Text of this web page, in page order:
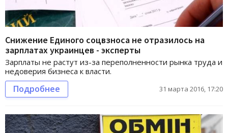
Снижение Единого соцвзноса не отразилось на
зарплатах украинцев - эксперты
Зарплаты не растут из-за переполненности рынка труда и
недоверия бизнеса к власти.
Подробнее 31 марта 2016, 17:20